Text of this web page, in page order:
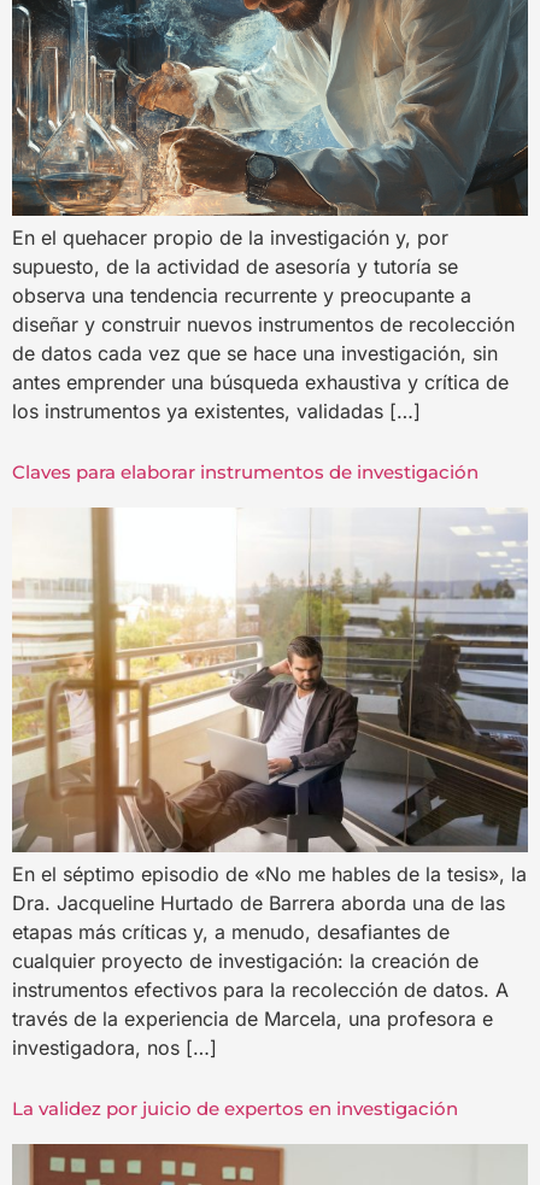
En el quehacer propio de la investigación y, por
supuesto, de la actividad de asesoría y tutoría se
observa una tendencia recurrente y preocupante a
diseñar y construir nuevos instrumentos de recolección
de datos cada vez que se hace una investigación, sin
antes emprender una búsqueda exhaustiva y crítica de
los instrumentos ya existentes, validadas […]
Claves para elaborar instrumentos de investigación
En el séptimo episodio de «No me hables de la tesis», la
Dra. Jacqueline Hurtado de Barrera aborda una de las
etapas más críticas y, a menudo, desafiantes de
cualquier proyecto de investigación: la creación de
instrumentos efectivos para la recolección de datos. A
través de la experiencia de Marcela, una profesora e
investigadora, nos […]
La validez por juicio de expertos en investigación